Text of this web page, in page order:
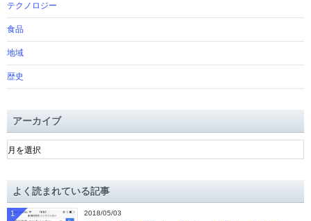
テクノロジー
食品
地域
歴史
アーカイブ
ア
ー
ブよく読まれている記事
2018/05/03
1